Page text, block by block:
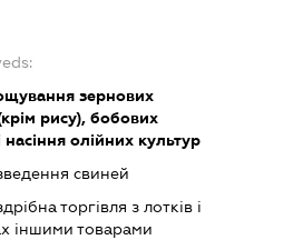
зернових
рису), бобових
насіння олійних культур
свиней
торгівля з лотків і
іншими товарами